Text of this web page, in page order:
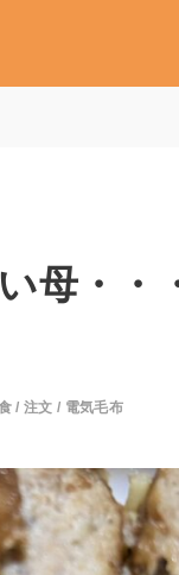
母・・
/注文 / 電気毛布